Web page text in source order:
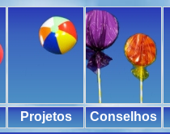
Projetos Conselhos